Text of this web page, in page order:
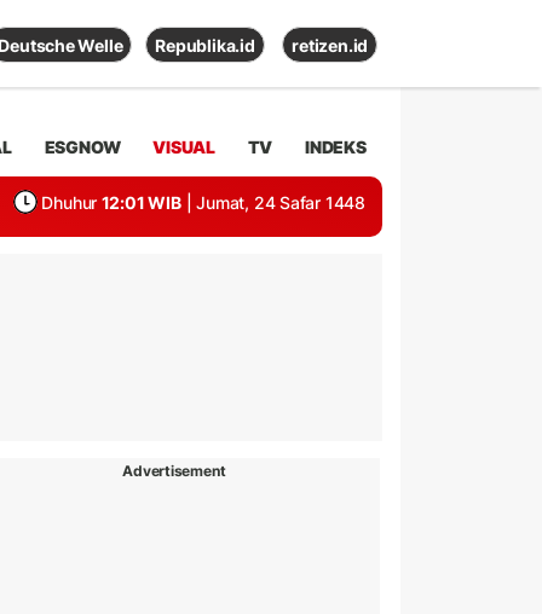
Welle Republika.id retizen.id
ESGNOW VISUAL TV INDEKS
Dhuhur 12:01 WIB | Jumat, 24 Safar 1448
Advertisement